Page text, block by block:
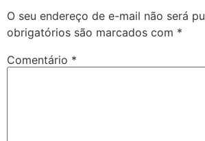
O seu endereço de e-mail não será
obrigatórios são marcados com *
Comentário *